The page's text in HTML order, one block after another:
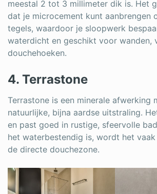
meestal 2 tot 3 millimeter dik is. Het
dat je microcement kunt aanbrengen
tegels, waardoor je sloopwerk
waterdicht en geschikt voor wanden,
douchehoeken.
4. Terrastone
Terrastone is een minerale afwerking
natuurlijke, bijna aardse uitstraling.
en past goed in rustige, sfeervolle
het waterbestendig is, wordt het
de directe douchezone.